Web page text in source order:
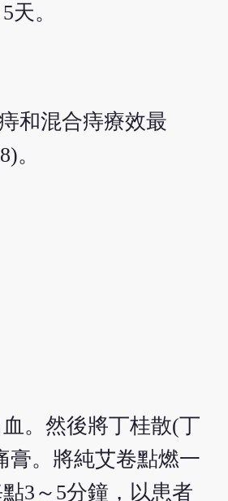
。
和混合痔療效最
。
。然後將丁桂散(丁
膏。將純艾卷點燃一
3～5分鐘，以患者